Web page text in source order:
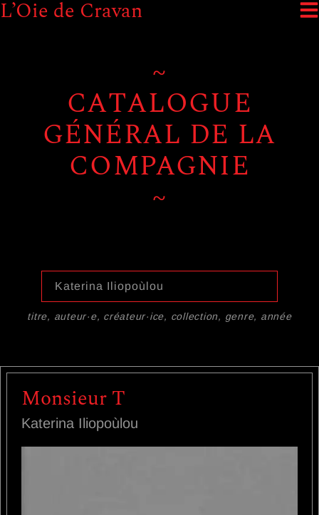
L’Oie de Cravan
~
CATALOGUE
GÉNÉRAL DE LA
COMPAGNIE
~
titre, auteur·e, créateur·ice, collection, genre, année
Monsieur T
Katerina Iliopoùlou